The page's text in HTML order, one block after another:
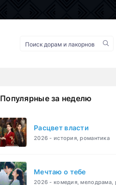
Популярные за неделю
Расцвет власти
2026 - история, романтика
Мечтаю о тебе
2026 - комедия, мелодрама,